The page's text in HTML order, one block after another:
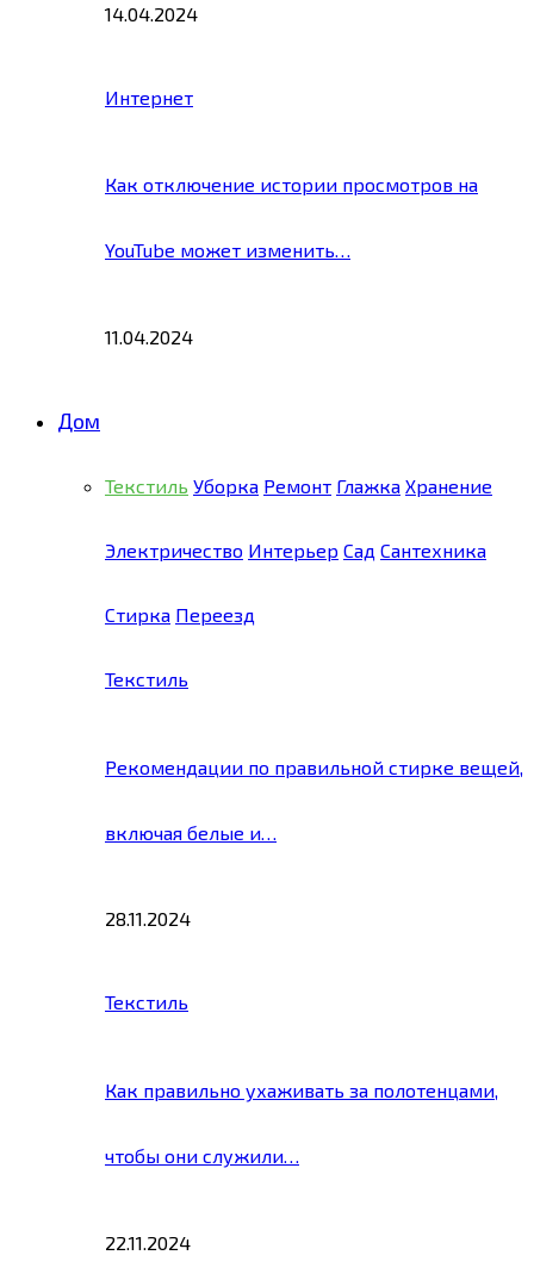
14.04.2024
Интернет
Как отключение истории просмотров на
YouTube может изменить…
11.04.2024
Дом
Текстиль Уборка Ремонт Глажка Хранение
Электричество Интерьер Сад Сантехника
Стирка Переезд
Текстиль
Рекомендации по правильной стирке вещей,
включая белые и…
28.11.2024
Текстиль
Как правильно ухаживать за полотенцами,
чтобы они служили…
22.11.2024